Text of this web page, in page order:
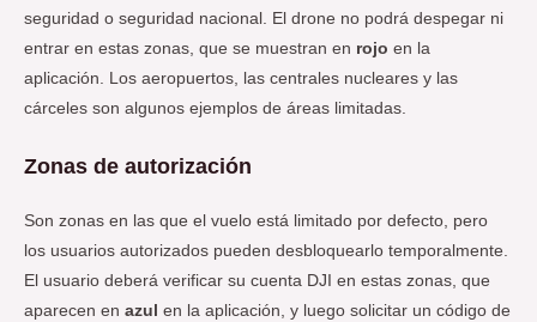
seguridad o seguridad nacional. El drone no podrá despegar ni
entrar en estas zonas, que se muestran en rojo en la
aplicación. Los aeropuertos, las centrales nucleares y las
cárceles son algunos ejemplos de áreas limitadas.
Zonas de autorización
Son zonas en las que el vuelo está limitado por defecto, pero
los usuarios autorizados pueden desbloquearlo temporalmente.
El usuario deberá verificar su cuenta DJI en estas zonas, que
aparecen en azul en la aplicación, y luego solicitar un código de